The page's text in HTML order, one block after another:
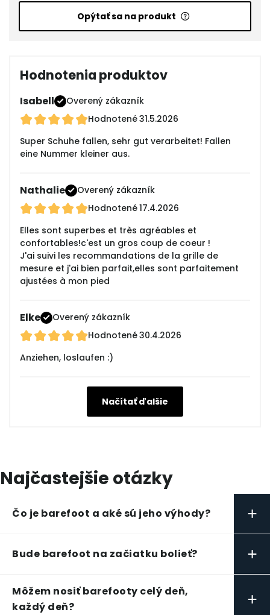
Opýtať sa na produkt
Hodnotenia produktov
Isabell
Overený zákazník
Hodnotené31.5.2026
Super Schuhe fallen, sehr gut verarbeitet! Fallen
eine Nummer kleiner aus.
Nathalie
Overený zákazník
Hodnotené17.4.2026
Elles sont superbes et très agréables et
confortables!c'est un gros coup de coeur !
J'ai suivi les recommandations de la grille de
mesure et j'ai bien parfait,elles sont parfaitement
ajustées à mon pied
Elke
Overený zákazník
Hodnotené30.4.2026
Anziehen, loslaufen :)
Načítať ďalšie
Najčastejšie otázky
Čo je barefoot a aké sú jeho výhody? +
Bude barefoot na začiatku bolieť? +
Môžem nosiť barefooty celý deň,
každý deň?
+